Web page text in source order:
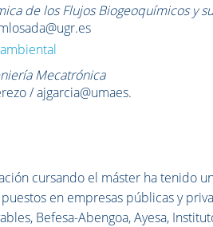
de los Flujos Biogeoquímicos y
Mecatrónica
/ ajgarcia@umaes.
cursando el máster ha tenido
en empresas públicas y
Befesa-Abengoa, Ayesa,